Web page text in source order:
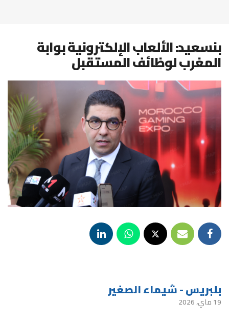
بنسعيد: الألعاب الإلكترونية بوابة
المغرب لوظائف المستقبل
بلبريس - شيماء الصغير
19 ماي، 2026